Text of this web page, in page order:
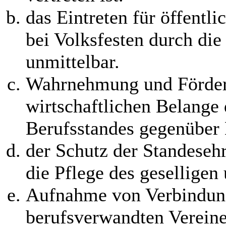
das Eintreten für
bei Volksfesten durch
unmittelbar.
Wahrnehmung und
wirtschaftlichen Belange
Berufsstandes
der Schutz der
die Pflege des
Aufnahme von
berufsverwandten